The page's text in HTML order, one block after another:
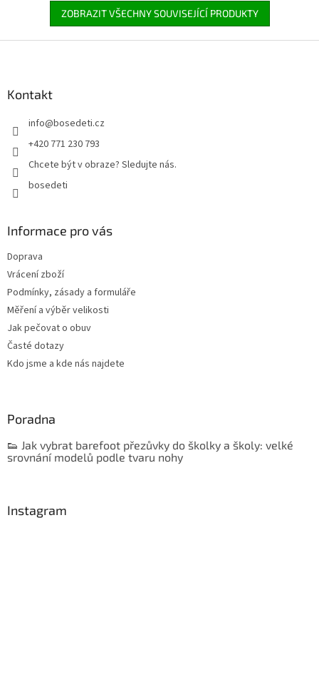
ZOBRAZIT VŠECHNY SOUVISEJÍCÍ PRODUKTY
Kontakt
info@bosedeti.cz
+420 771 230 793
Chcete být v obraze? Sledujte nás.
bosedeti
Informace pro vás
Doprava
Vrácení zboží
Podmínky, zásady a formuláře
Měření a výběr velikosti
Jak pečovat o obuv
Časté dotazy
Kdo jsme a kde nás najdete
Poradna
👟 Jak vybrat barefoot přezůvky do školky a školy: velké
srovnání modelů podle tvaru nohy
Instagram